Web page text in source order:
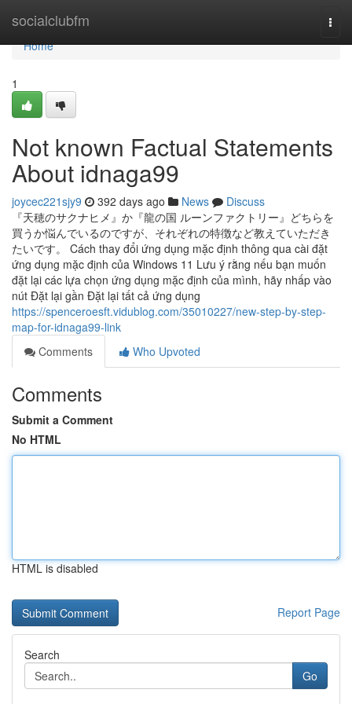
socialclubfm
Home
Home
1
Not known Factual Statements
About idnaga99
joycec221sjy9 392 days ago News
Discuss
『天穂のサクナヒメ』か『龍の国 ルーンファクトリー』どちらを
買うか悩んでいるのですが、それぞれの特徴など教えていただき
たいです。 Cách thay đổi ứng dụng mặc định thông qua cài đặt
ứng dụng mặc định của Windows 11 Lưu ý rằng nếu bạn muốn
đặt lại các lựa chọn ứng dụng mặc định của mình, hãy nhấp vào
nút Đặt lại gần Đặt lại tất cả ứng dụng
https://spenceroesft.vidublog.com/35010227/new-step-by-step-
map-for-idnaga99-link
Comments
Who Upvoted
Comments
Submit a Comment
No HTML
HTML is disabled
Report Page
Search
Go